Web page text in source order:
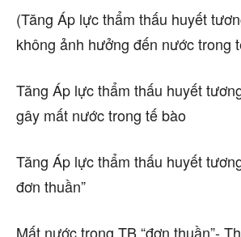
(Tăng Áp lực thẩm thấu huyết
không ảnh hưởng đến nước trong
Tăng Áp lực thẩm thấu huyết
gây mất nước trong tế bào
Tăng Áp lực thẩm thấu huyết
đơn thuần”
Mất nước trong TB “đơn thuần”-